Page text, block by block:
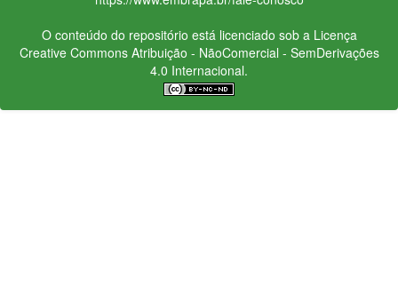
O conteúdo do repositório está licenciado sob a Licença
Creative CommonsAtribuição - NãoComercial - SemDerivações
4.0 Internacional.